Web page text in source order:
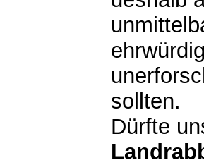
sollten.
Dürfte